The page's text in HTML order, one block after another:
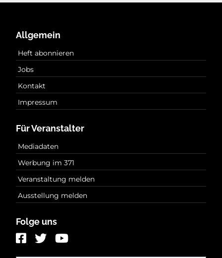
Allgemein
Heft abonnieren
Jobs
Kontakt
Impressum
Für Veranstalter
Mediadaten
Werbung im 371
Veranstaltung melden
Ausstellung melden
Folge uns